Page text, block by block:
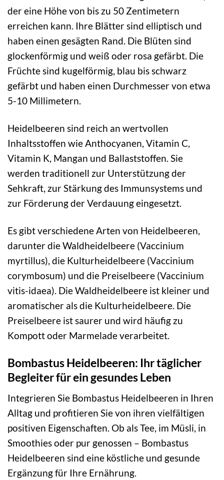
der eine Höhe von bis zu 50 Zentimetern
erreichen kann. Ihre Blätter sind elliptisch und
haben einen gesägten Rand. Die Blüten sind
glockenförmig und weiß oder rosa gefärbt. Die
Früchte sind kugelförmig, blau bis schwarz
gefärbt und haben einen Durchmesser von etwa
5-10 Millimetern.
Heidelbeeren sind reich an wertvollen
Inhaltsstoffen wie Anthocyanen, Vitamin C,
Vitamin K, Mangan und Ballaststoffen. Sie
werden traditionell zur Unterstützung der
Sehkraft, zur Stärkung des Immunsystems und
zur Förderung der Verdauung eingesetzt.
Es gibt verschiedene Arten von Heidelbeeren,
darunter die Waldheidelbeere (Vaccinium
myrtillus), die Kulturheidelbeere (Vaccinium
corymbosum) und die Preiselbeere (Vaccinium
vitis-idaea). Die Waldheidelbeere ist kleiner und
aromatischer als die Kulturheidelbeere. Die
Preiselbeere ist saurer und wird häufig zu
Kompott oder Marmelade verarbeitet.
Bombastus Heidelbeeren: Ihr täglicher
Begleiter für ein gesundes Leben
Integrieren Sie Bombastus Heidelbeeren in Ihren
Alltag und profitieren Sie von ihren vielfältigen
positiven Eigenschaften. Ob als Tee, im Müsli, in
Smoothies oder pur genossen – Bombastus
Heidelbeeren sind eine köstliche und gesunde
Ergänzung für Ihre Ernährung.